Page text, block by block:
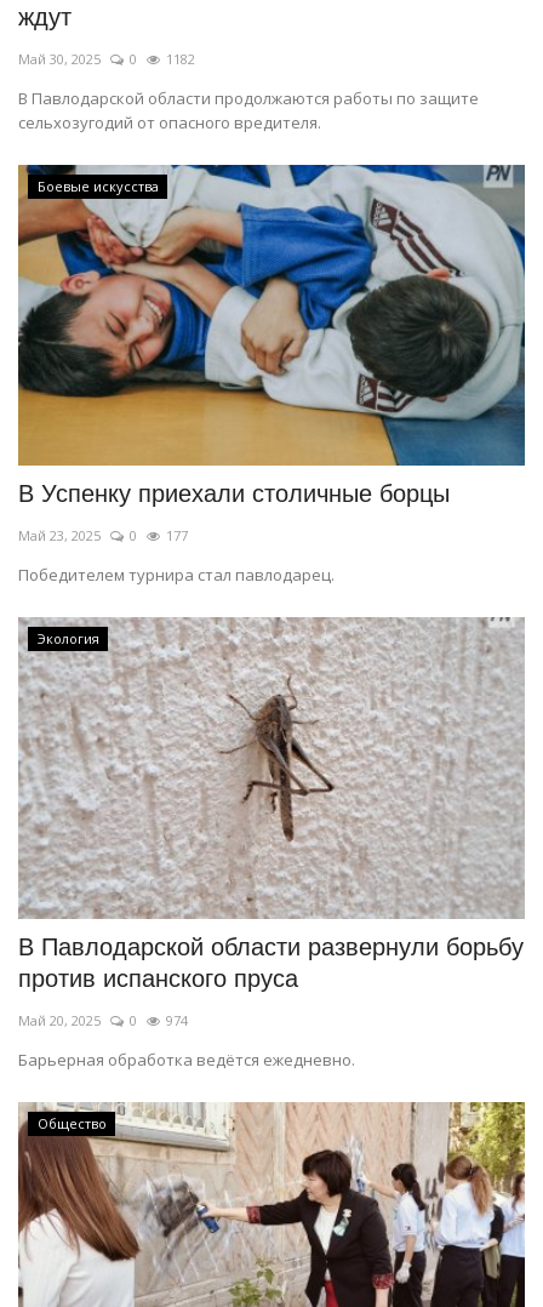
ждут
Май 30, 2025 0 1182
В Павлодарской области продолжаются работы по защите
сельхозугодий от опасного вредителя.
Боевые искусства
В Успенку приехали столичные борцы
Май 23, 2025 0 177
Победителем турнира стал павлодарец.
Экология
В Павлодарской области развернули борьбу
против испанского пруса
Май 20, 2025 0 974
Барьерная обработка ведётся ежедневно.
Общество